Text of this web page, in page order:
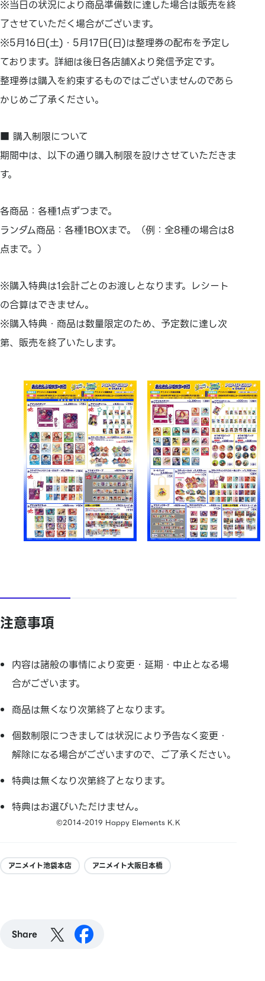
※当日の状況により商品準備数に達した場合は販売を終
了させていただく場合がございます。
※5月16日(土)・5月17日(日)は整理券の配布を予定し
ております。詳細は後日各店舗Xより発信予定です。
整理券は購入を約束するものではございませんのであら
かじめご了承ください。
■ 購入制限について
期間中は、以下の通り購入制限を設けさせていただきま
す。
各商品：各種1点ずつまで。
ランダム商品：各種1BOXまで。（例：全8種の場合は8
点まで。）
※購入特典は1会計ごとのお渡しとなります。レシート
の合算はできません。
※購入特典・商品は数量限定のため、予定数に達し次
第、販売を終了いたします。
注意事項
内容は諸般の事情により変更・延期・中止となる場
合がございます。
商品は無くなり次第終了となります。
個数制限につきましては状況により予告なく変更・
解除になる場合がございますので、ご了承ください。
特典は無くなり次第終了となります。
特典はお選びいただけません。
©2014-2019 Happy Elements K.K
アニメイト池袋本店 アニメイト大阪日本橋
Share